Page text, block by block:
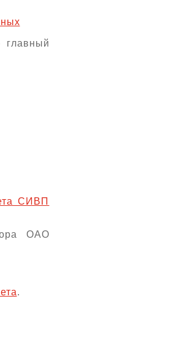
главный
СИВП
ОАО
.